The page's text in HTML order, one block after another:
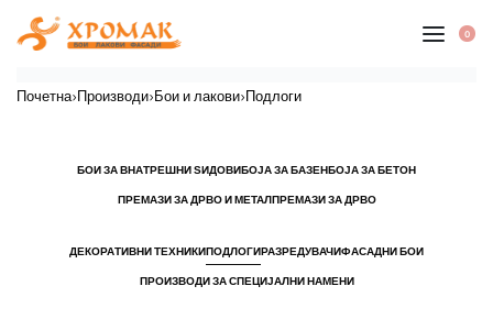
0
Почетна›Производи›Бои и лакови›Подлоги
БОИ ЗА ВНАТРЕШНИ ЅИДОВИБОЈА ЗА БАЗЕНБОЈА ЗА БЕТОН
ПРЕМАЗИ ЗА ДРВО И МЕТАЛПРЕМАЗИ ЗА ДРВО
ДЕКОРАТИВНИ ТЕХНИКИПОДЛОГИРАЗРЕДУВАЧИФАСАДНИ БОИ
ПРОИЗВОДИ ЗА СПЕЦИЈАЛНИ НАМЕНИ